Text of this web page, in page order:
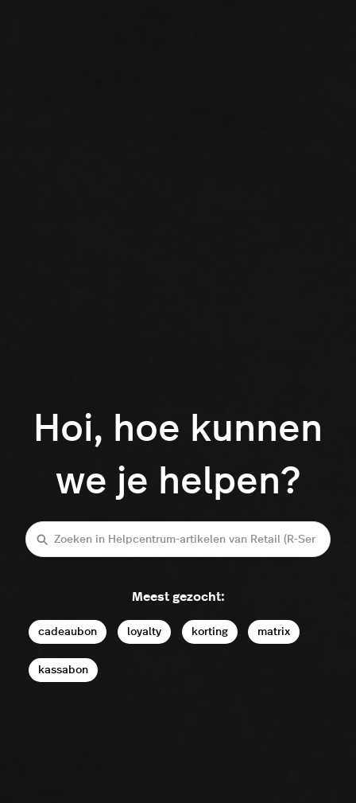
Hoi, hoe kunnen
we je helpen?
Zoeken
Meest gezocht:
cadeaubon loyalty korting matrix
kassabon